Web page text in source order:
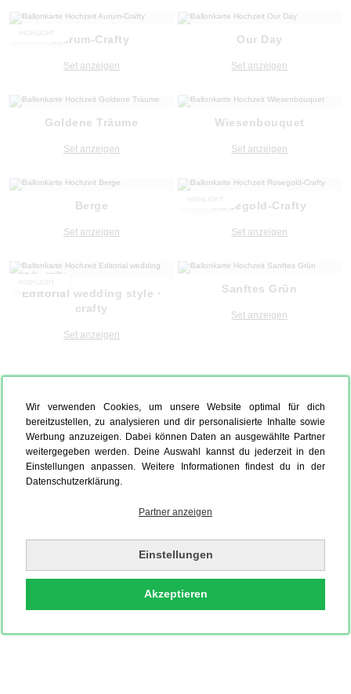
Wir verwenden Cookies, um unsere Website optimal für dich
bereitzustellen, zu analysieren und dir personalisierte Inhalte sowie
Werbung anzuzeigen. Dabei können Daten an ausgewählte Partner
weitergegeben werden. Deine Auswahl kannst du jederzeit in den
Einstellungen anpassen. Weitere Informationen findest du in der
Datenschutzerklärung.
Partner anzeigen
Einstellungen
Akzeptieren
Aurum-Crafty
Set anzeigen
Our Day
Set anzeigen
Goldene Träume
Set anzeigen
Wiesenbouquet
Set anzeigen
Berge
Set anzeigen
Rosegold-Crafty
Set anzeigen
Editorial wedding style ·
crafty
Set anzeigen
Sanftes Grün
Set anzeigen